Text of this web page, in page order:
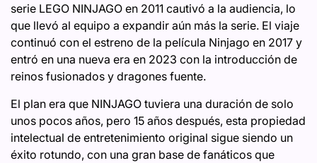
serie LEGO NINJAGO en 2011 cautivó a la audiencia, lo
que llevó al equipo a expandir aún más la serie. El viaje
continuó con el estreno de la película Ninjago en 2017 y
entró en una nueva era en 2023 con la introducción de
reinos fusionados y dragones fuente.
El plan era que NINJAGO tuviera una duración de solo
unos pocos años, pero 15 años después, esta propiedad
intelectual de entretenimiento original sigue siendo un
éxito rotundo, con una gran base de fanáticos que